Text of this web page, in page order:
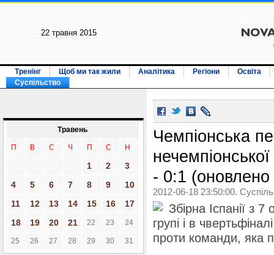
22 травня 2015
Тренінг Щоб ми так жили Аналітика Регіони
Освіта
Суспільство
Травень
П В С Ч П С Н
1 2
3
4
5 6 7 8 9
10
11
12 13 14 15 16
17
18
19 20 21 22 23 24
25 26 27 28 29 30 31
Чемпіонська
- 0:1
2012-06-18 23:50:00.
Збірна Іспанії з
групі і в
проти команди, яка